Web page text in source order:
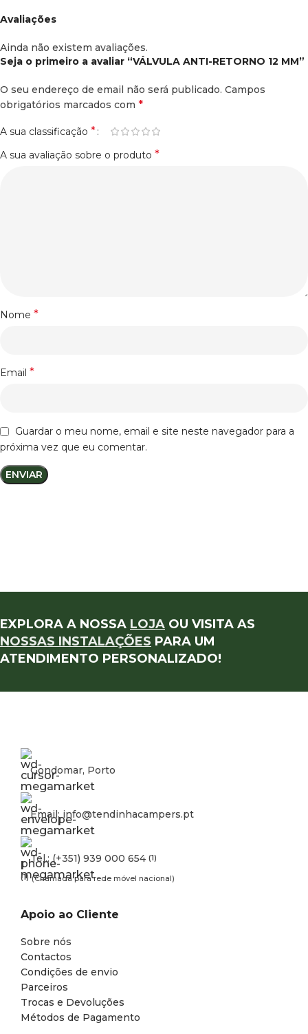
Avaliações
Ainda não existem avaliações.
Seja o primeiro a avaliar “VÁLVULA ANTI-RETORNO 12 MM”
O seu endereço de email não será publicado. Campos
obrigatórios marcados com *
A sua classificação *
A sua avaliação sobre o produto *
Nome *
Email *
Guardar o meu nome, email e site neste navegador para a
próxima vez que eu comentar.
EXPLORA A NOSSA LOJA OU VISITA AS
NOSSAS INSTALAÇÕES PARA UM
ATENDIMENTO PERSONALIZADO!
Gondomar, Porto
Email: info@tendinhacampers.pt
Tel.: (+351) 939 000 654 (1)
(1) (Chamada para rede móvel nacional)
Apoio ao Cliente
Sobre nós
Contactos
Condições de envio
Parceiros
Trocas e Devoluções
Métodos de Pagamento